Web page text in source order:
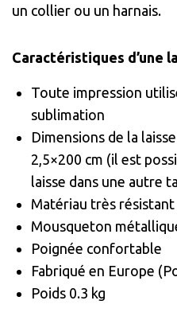
un collier ou un harnais.
Caractéristiques d’une
Toute impression
sublimation
Dimensions de la
2,5×200 cm (il est
laisse dans une autre
Matériau très
Mousqueton
Poignée confortable
Fabriqué en Europe
Poids 0.3 kg